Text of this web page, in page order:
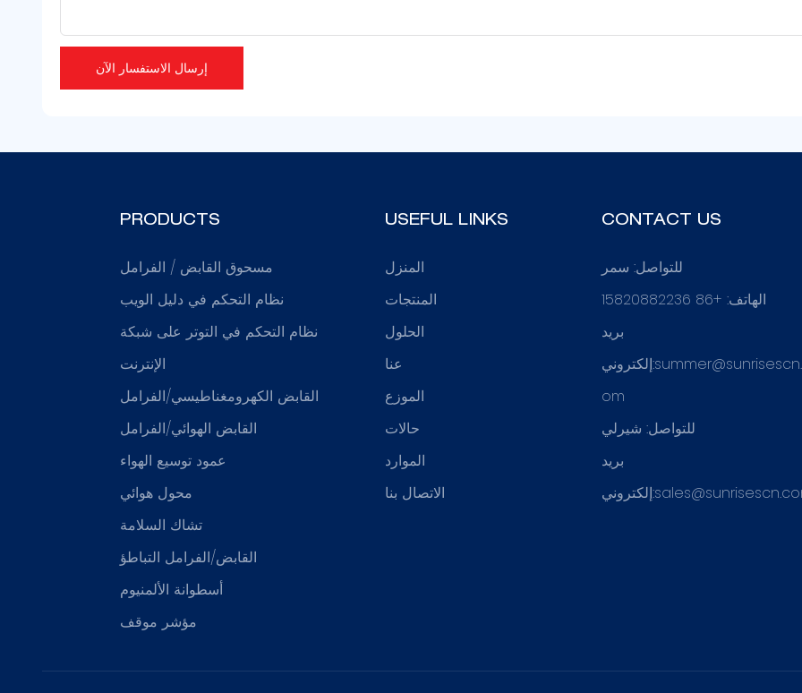
إرسال الاستفسار الآن
PRODUCTS
مسحوق القابض / الفرامل
نظام التحكم في دليل الويب
نظام التحكم في التوتر على شبكة
الإنترنت
القابض الكهرومغناطيسي/الفرامل
القابض الهوائي/الفرامل
عمود توسيع الهواء
محول هوائي
تشاك السلامة
القابض/الفرامل التباطؤ
أسطوانة الألمنيوم
مؤشر موقف
USEFUL LINKS
المنزل
المنتجات
الحلول
عنا
الموزع
حالات
الموارد
الاتصال بنا
CONTACT US
للتواصل: سمر
الهاتف: +86 15820882236
بريد
إلكتروني:
om
للتواصل: شيرلي
بريد
إلكتروني: